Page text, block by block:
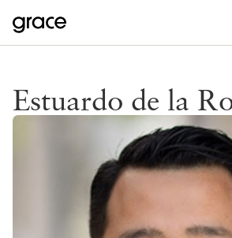
Estuardo de la